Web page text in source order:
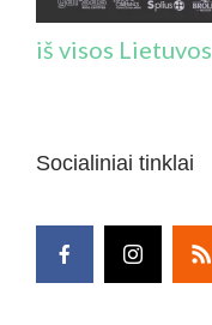
iš visos Lietuvos
Socialiniai tinklai